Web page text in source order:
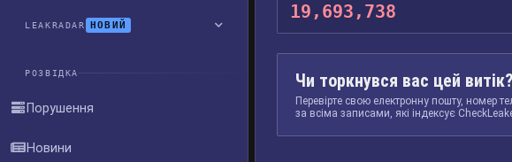
LEAKRADAR НОВИЙ
РОЗВІДКА
Порушення
Новини
19,693,738
Чи торкнувся вас цей витік?
Перевірте свою електронну пошту, номер
за всіма записами, які індексує